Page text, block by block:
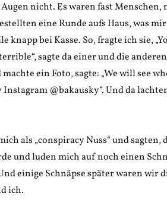
nicht. Es waren fast
eine Runde aufs Haus, was
bei Kasse. So, fragte ich sie,
sagte da einer und die
ein Foto, sagte: „We will see
@bakausky“. Und da
als „conspiracy Nuss“ und sagten,
und luden mich auf noch einen
einige Schnäpse später waren wir
ich.